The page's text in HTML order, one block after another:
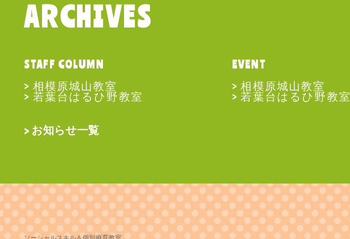
ARCHIVES
STAFF COLUMN
相模原城山教室
若葉台はるひ野教室
EVENT
相模原城山教室
若葉台はるひ野教室
お知らせ一覧